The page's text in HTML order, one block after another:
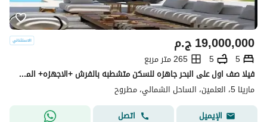
ج.م19,000,000
5
5
265 متر مربع
فيلا صف اول على البحر جاهزه للسكن متشطبه بالفرش +الاجهزه+ المطبخ+التكييفات في مارينا 5 marina5 الساحل الشمالي قبل لسان الوزراء بجوارRixos
مارينا 5، العلمين، الساحل الشمالي، مطروح
الإيميل
اتصل